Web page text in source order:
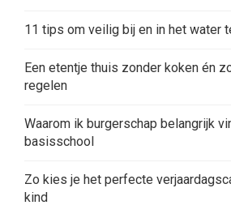
11 tips om veilig bij en in het water
Een etentje thuis zonder koken én
regelen
Waarom ik burgerschap belangrijk
basisschool
Zo kies je het perfecte
kind